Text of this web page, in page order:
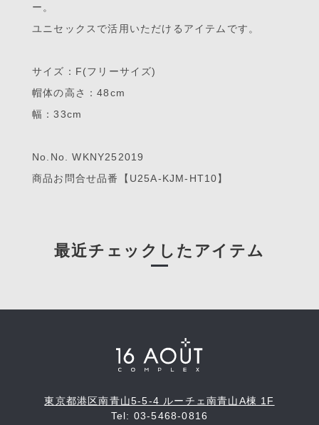
ー。
ユニセックスで活用いただけるアイテムです。
サイズ：F(フリーサイズ)
帽体の高さ：48cm
幅：33cm
No.No. WKNY252019
商品お問合せ品番【U25A-KJM-HT10】
最近チェックしたアイテム
東京都港区南青山5-5-4 ルーチェ南青山A棟 1F
Tel: 03-5468-0816